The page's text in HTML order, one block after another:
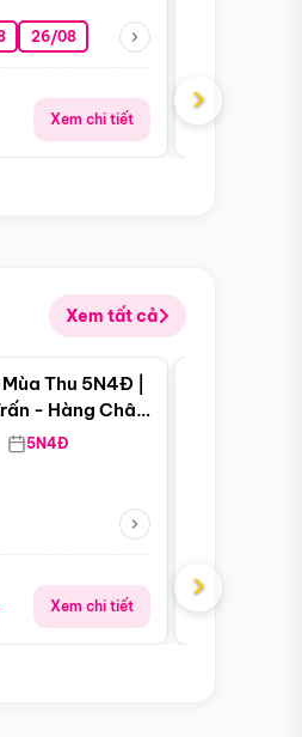
09/09
26/08
Xem chi tiết
Giá từ:
›
Xem tất cả
Điểm nổi bật
Thu 5N4Đ |
- Hàng Châu
5N4Đ
Xem chi tiết
Giá từ:
›